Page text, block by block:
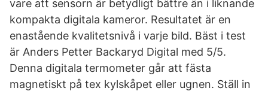
vare att sensorn är betydligt bättre än i liknande
kompakta digitala kameror. Resultatet är en
enastående kvalitetsnivå i varje bild. Bäst i test
är Anders Petter Backaryd Digital med 5/5.
Denna digitala termometer går att fästa
magnetiskt på tex kylskåpet eller ugnen. Ställ in